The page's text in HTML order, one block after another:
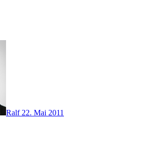
Ralf 22. Mai 2011